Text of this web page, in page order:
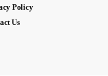
Policy
Us